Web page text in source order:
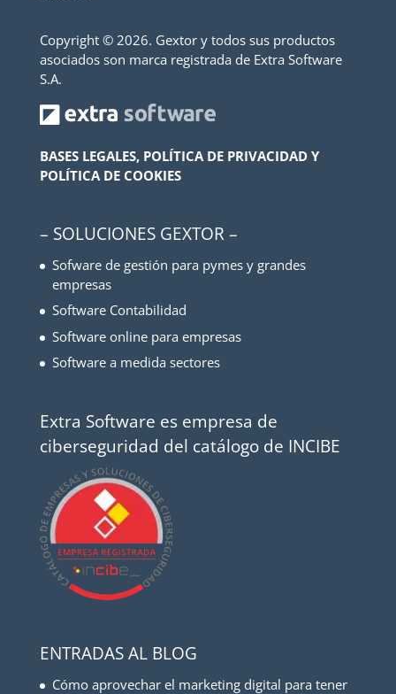
Copyright © 2026. Gextor y todos sus productos
asociados son marca registrada de Extra Software
S.A.
BASES LEGALES, POLÍTICA DE PRIVACIDAD Y
POLÍTICA DE COOKIES
– SOLUCIONES GEXTOR –
Sofware de gestión para pymes y grandes
empresas
Software Contabilidad
Software online para empresas
Software a medida sectores
Extra Software es empresa de
ciberseguridad del catálogo de INCIBE
ENTRADAS AL BLOG
Cómo aprovechar el marketing digital para tener